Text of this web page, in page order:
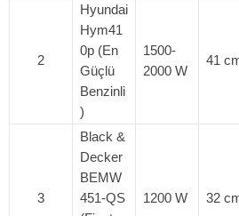
2
Hyundai
Hym41
0p (En
Güçlü
Benzinli
)
1500-
2000 W
41
3
Black &
Decker
BEMW
451-QS
1200 W 32